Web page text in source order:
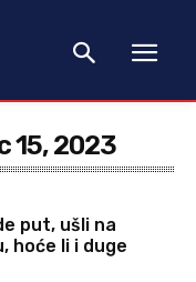
15, 2023
put, ušli na
hoće li i duge